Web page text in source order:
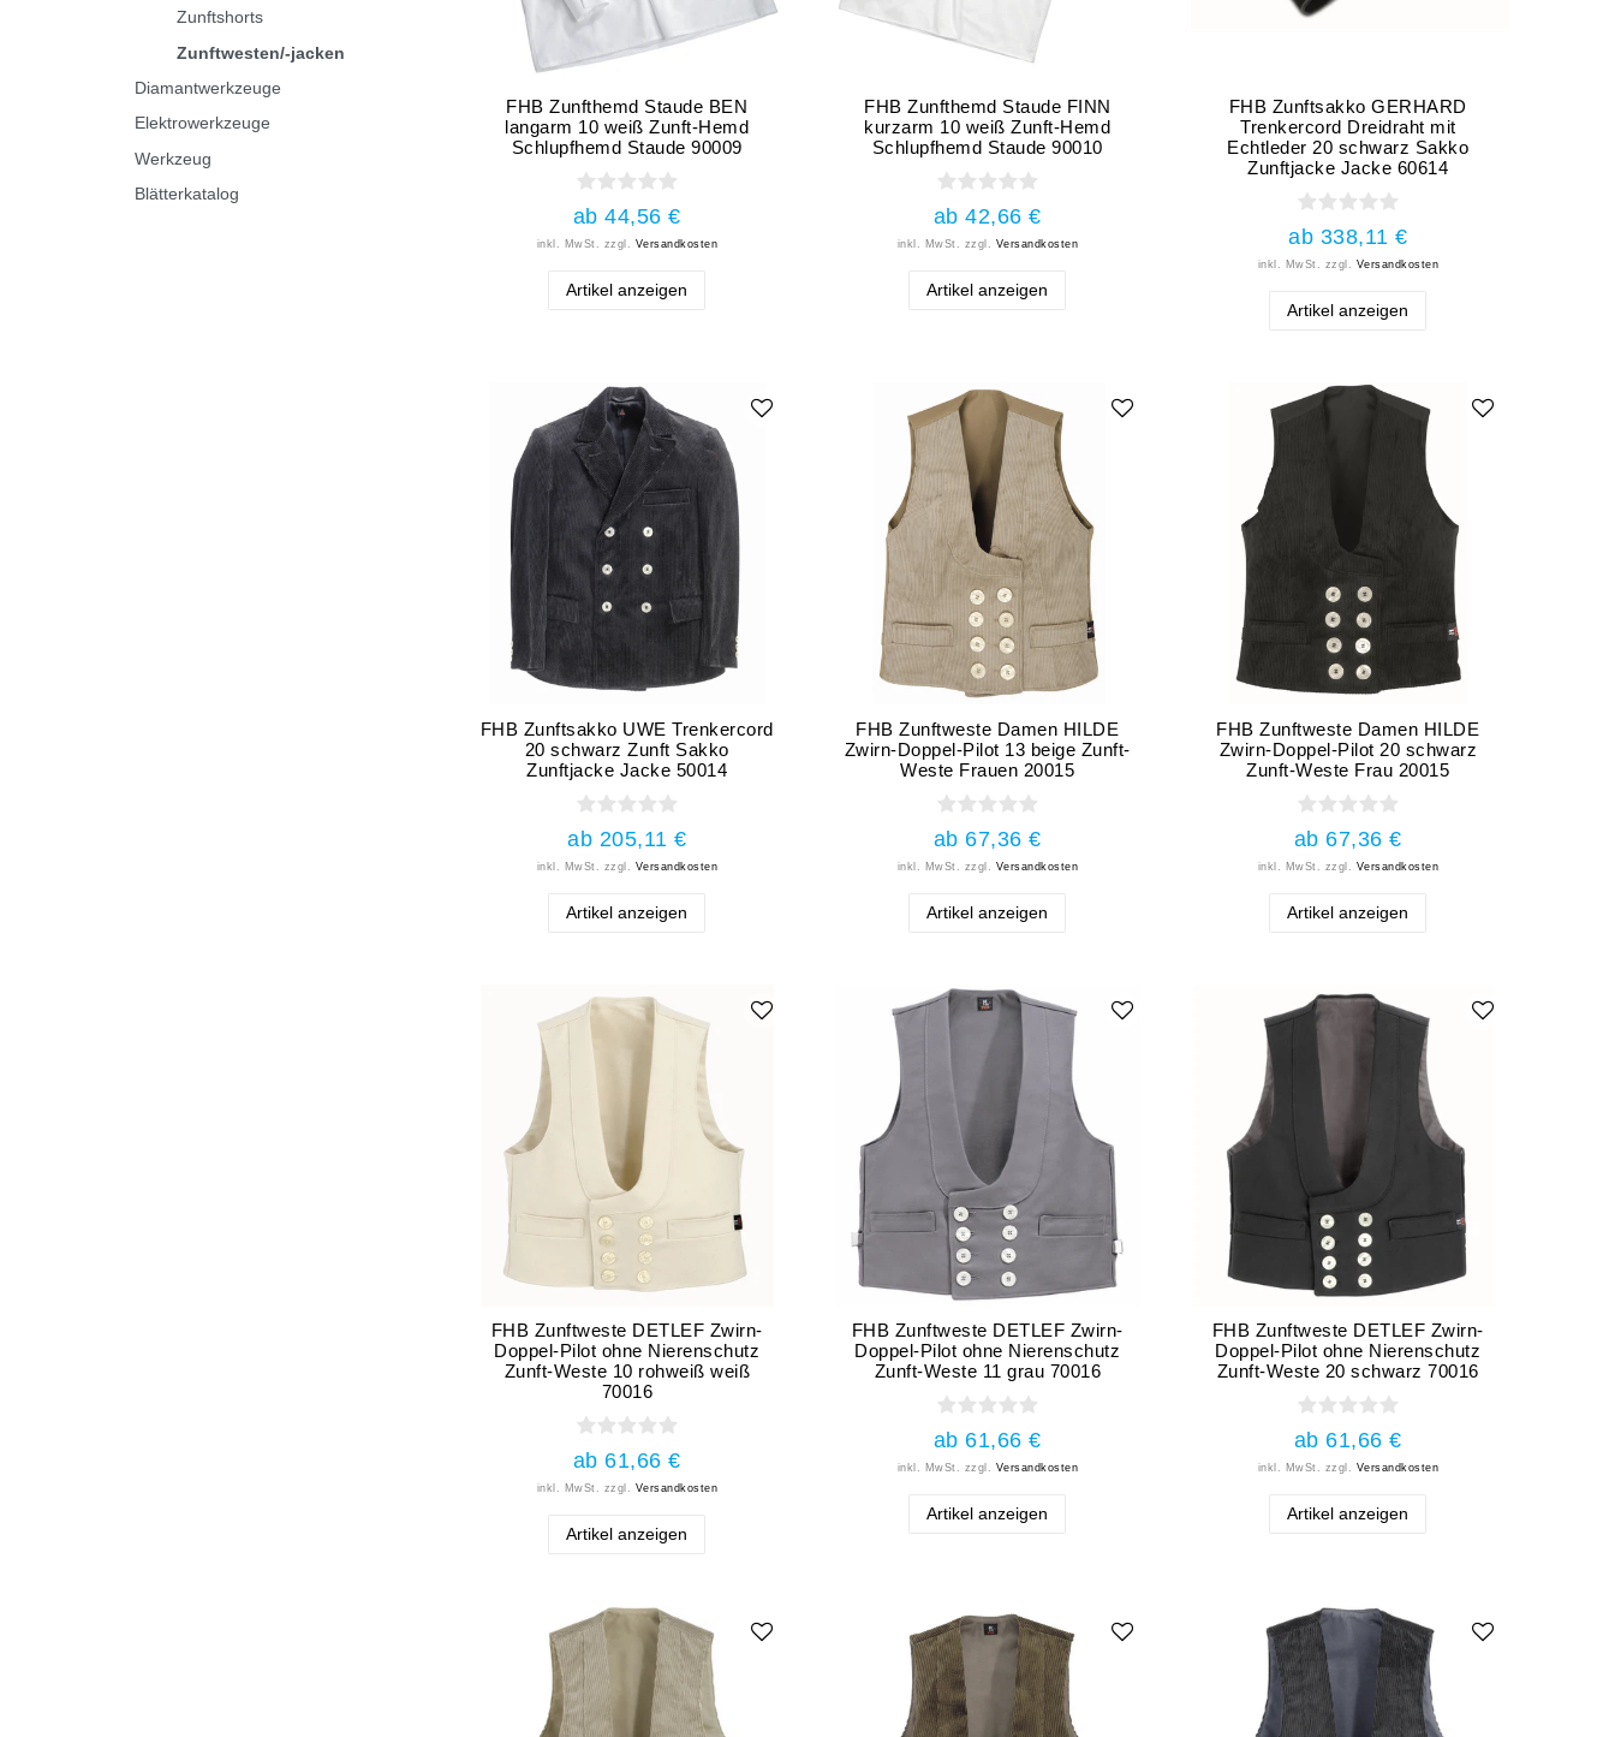
Zunftshorts
Zunftwesten/-jacken
Diamantwerkzeuge
Elektrowerkzeuge
Werkzeug
Blätterkatalog
FHB Zunfthemd Staude BEN
langarm 10 weiß Zunft-Hemd
Schlupfhemd Staude 90009
ab 44,56 €
inkl. MwSt. zzgl. Versandkosten
Artikel anzeigen
FHB Zunfthemd Staude FINN
kurzarm 10 weiß Zunft-Hemd
Schlupfhemd Staude 90010
ab 42,66 €
inkl. MwSt. zzgl. Versandkosten
Artikel anzeigen
FHB Zunftsakko GERHARD
Trenkercord Dreidraht mit
Echtleder 20 schwarz Sakko
Zunftjacke Jacke 60614
ab 338,11 €
inkl. MwSt. zzgl. Versandkosten
Artikel anzeigen
FHB Zunftsakko UWE Trenkercord
20 schwarz Zunft Sakko
Zunftjacke Jacke 50014
ab 205,11 €
inkl. MwSt. zzgl. Versandkosten
Artikel anzeigen
FHB Zunftweste Damen HILDE
Zwirn-Doppel-Pilot 13 beige Zunft-
Weste Frauen 20015
ab 67,36 €
inkl. MwSt. zzgl. Versandkosten
Artikel anzeigen
FHB Zunftweste Damen HILDE
Zwirn-Doppel-Pilot 20 schwarz
Zunft-Weste Frau 20015
ab 67,36 €
inkl. MwSt. zzgl. Versandkosten
Artikel anzeigen
FHB Zunftweste DETLEF Zwirn-
Doppel-Pilot ohne Nierenschutz
Zunft-Weste 10 rohweiß weiß
70016
ab 61,66 €
inkl. MwSt. zzgl. Versandkosten
Artikel anzeigen
FHB Zunftweste DETLEF Zwirn-
Doppel-Pilot ohne Nierenschutz
Zunft-Weste 11 grau 70016
ab 61,66 €
inkl. MwSt. zzgl. Versandkosten
Artikel anzeigen
FHB Zunftweste DETLEF Zwirn-
Doppel-Pilot ohne Nierenschutz
Zunft-Weste 20 schwarz 70016
ab 61,66 €
inkl. MwSt. zzgl. Versandkosten
Artikel anzeigen